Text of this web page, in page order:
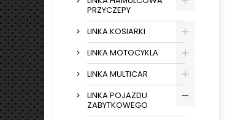
PRZYCZEPY
LINKA KOSIARKI
LINKA MOTOCYKLA
LINKA MULTICAR
LINKA POJAZDU
ZABYTKOWEGO